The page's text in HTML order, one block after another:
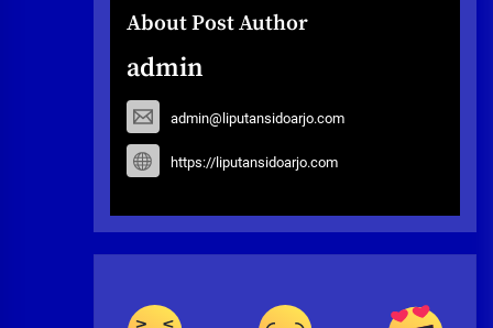
About Post Author
admin
admin@liputansidoarjo.com
https://liputansidoarjo.com